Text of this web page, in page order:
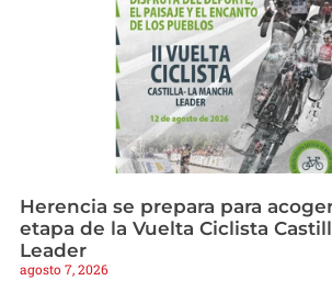
Herencia se prepara para
etapa de la Vuelta Ciclista
Leader
agosto 7, 2026